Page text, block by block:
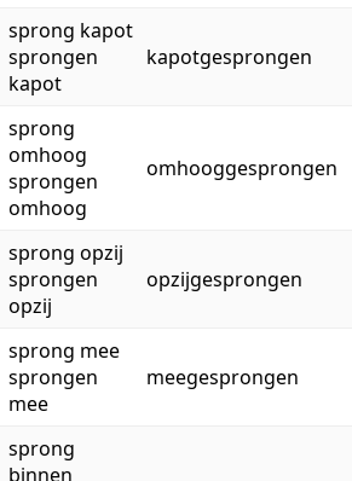
sprong kapot
sprongen
kapot
kapotgesprongen
sprong
omhoog
sprongen
omhoog
omhooggesprongen
sprong opzij
sprongen
opzij
opzijgesprongen
sprong mee
sprongen
mee
meegesprongen
sprong
binnen